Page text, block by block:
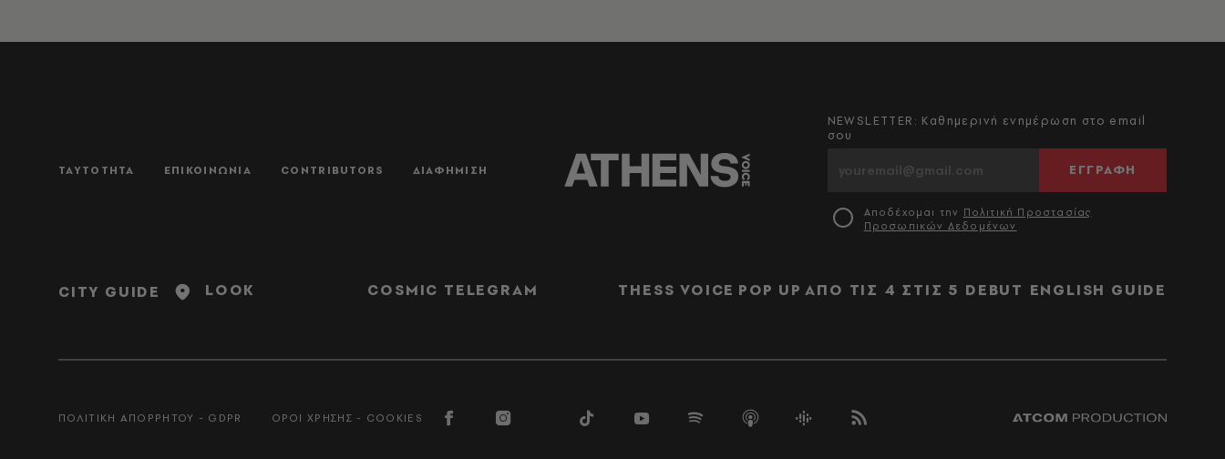
ΤΑΥΤΟΤΗΤΑ ΕΠΙΚΟΙΝΩΝΙΑ CONTRIBUTORS ΔΙΑΦΗΜΙΣΗ
NEWSLETTER: Καθημερινή ενημέρωση στο email
σου
ΕΓΓΡΑΦΗ
Αποδέχομαι την Πολιτική Προστασίας
Προσωπικών Δεδομένων
CITY GUIDE LOOK COSMIC TELEGRAM THESS VOICE POP UP ΑΠΟ ΤΙΣ 4 ΣΤΙΣ 5 DEBUT ENGLISH GUIDE
ΠΟΛΙΤΙΚΗ ΑΠΟΡΡΗΤΟΥ - GDPR ΟΡΟΙ ΧΡΗΣΗΣ - COOKIES